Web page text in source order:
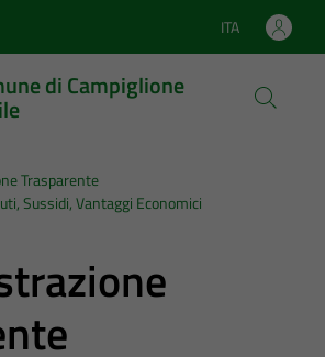
Lingua attiva:
ITA
di Campiglione
Trasparente
Sussidi, Vantaggi Economici